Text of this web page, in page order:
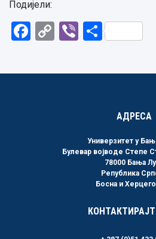
Подијели:
Facebook
CopyViberShare
АДРЕСА
Универзитет у
Булевар војводе Степе
78000 Бања
Република
Босна и